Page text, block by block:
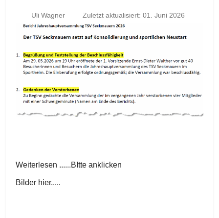
Uli Wagner Zuletzt aktualisiert: 01. Juni 2026
Weiterlesen ......BItte anklicken
Bilder hier.....